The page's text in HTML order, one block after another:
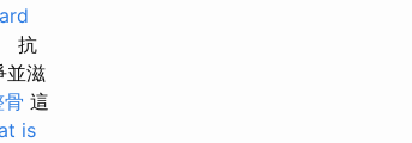
抗
並滋
這
is